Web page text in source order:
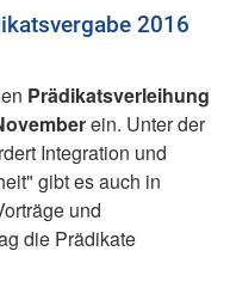
2016
Prädikatsverleihung
ein. Unter der
Integration und
gibt es auch in
und
die Prädikate